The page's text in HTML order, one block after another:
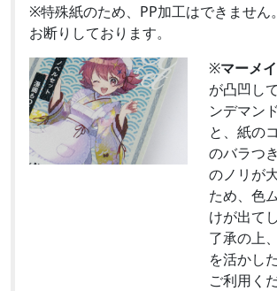
※特殊紙のため、PP加工はできません
お断りしております。
※マーメ
が凸凹し
ンデマン
と、紙の
のバラつ
のノリが
ため、色
けが出て
了承の上
を活かし
ご利用く